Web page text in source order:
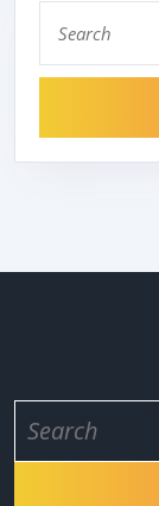
for:
for: